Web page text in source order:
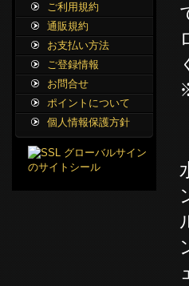
ご利用規約
通販規約
お支払い方法
ご登録情報
お問合せ
ポイントについて
個人情報保護方針